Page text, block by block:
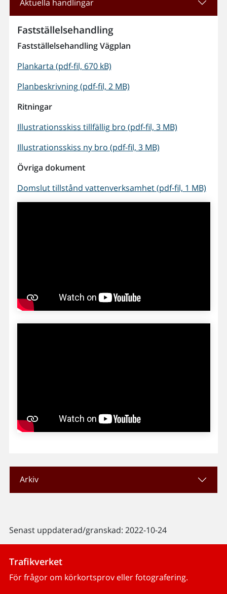
Aktuella handlingar
Fastställelsehandling
Fastställelsehandling Vägplan
Plankarta (pdf-fil, 670 kB)
Planbeskrivning (pdf-fil, 2 MB)
Ritningar
Illustrationsskiss tillfällig bro (pdf-fil, 3 MB)
Illustrationsskiss ny bro (pdf-fil, 3 MB)
Övriga dokument
Domslut tillstånd vattenverksamhet (pdf-fil, 1 MB)
Arkiv
Senast uppdaterad/granskad: 2022-10-24
Trafikverket
För frågor om körkortsprov eller fotografering.